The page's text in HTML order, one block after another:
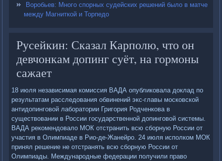
Воробьев: Много спорных судейских решений было в матче
между Магниткой и Торпедо
Русейкин: Сказал Карполю, что он
девчонкам допинг суёт, на гормоны
сажает
18 июля независимая комиссия ВАДА опубликовала доклад по
результатам расследования обвинений экс-главы московской
антидопинговой лаборатории Григория Родченкова в
существовании в России государственной допинговой системы.
ВАДА рекомендовало МОК отстранить всю сборную России от
участия в Олимпиаде в Рио-де-Жанейро. 24 июля исполком МОК
принял решение не отстранять всю сборную России от
Олимпиады. Международные федерации получили право